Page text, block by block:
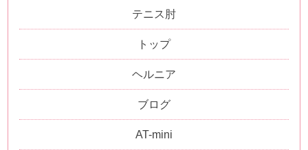
テニス肘
トップ
ヘルニア
ブログ
AT-mini